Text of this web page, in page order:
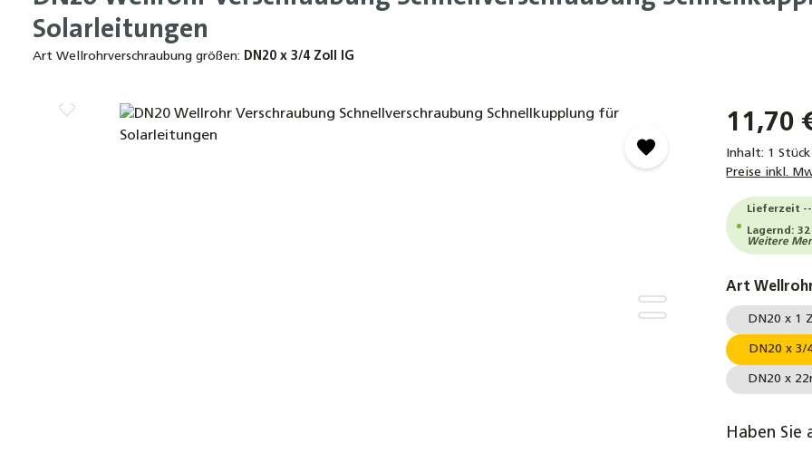
Solarleitungen
Art Wellrohrverschraubung größen: DN20 x 3/4 Zoll IG
Bildergalerie überspringen 11,70
Inhalt: 1 Stück
Preise inkl.
Lieferzeit --
Lagernd:
Weitere
Art
DN20 x 1
DN20 x 3/
DN20 x
Haben Sie